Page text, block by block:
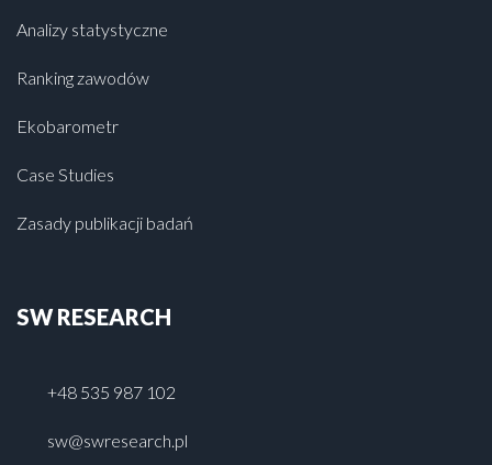
Analizy statystyczne
Ranking zawodów
Ekobarometr
Case Studies
Zasady publikacji badań
SW RESEARCH
+48 535 987 102
sw@swresearch.pl